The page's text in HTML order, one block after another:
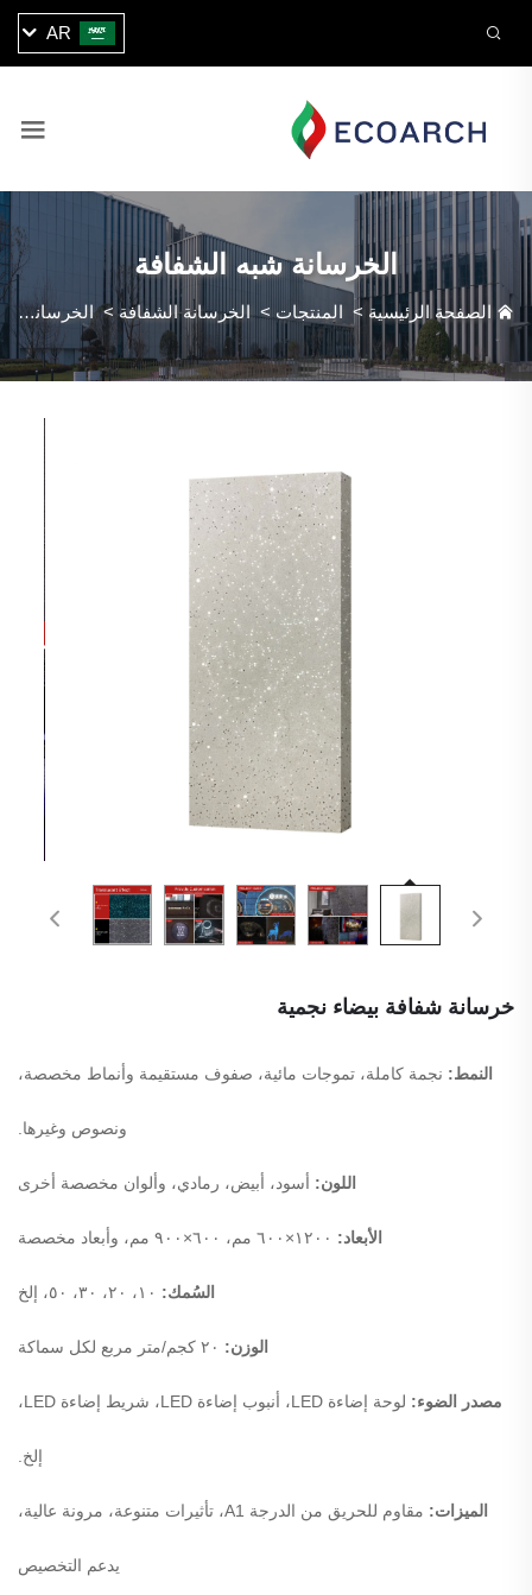
AR
الخرسانة شبه الشفافة
الصفحة الرئيسية > المنتجات >الخرسانة الشفافة>الخرسانة شبه الشفافة
خرسانة شفافة بيضاء نجمية
النمط: نجمة كاملة، تموجات مائية، صفوف مستقيمة وأنماط مخصصة،
ونصوص وغيرها.
اللون: أسود، أبيض، رمادي، وألوان مخصصة أخرى
الأبعاد: ١٢٠٠×٦٠٠ مم، ٦٠٠×٩٠٠ مم، وأبعاد مخصصة
السُمك: ١٠، ٢٠، ٣٠، ٥٠، إلخ
الوزن: ٢٠ كجم/متر مربع لكل سماكة
مصدر الضوء: لوحة إضاءة LED، أنبوب إضاءة LED، شريط إضاءة LED،
إلخ.
الميزات: مقاوم للحريق من الدرجة A1، تأثيرات متنوعة، مرونة عالية،
يدعم التخصيص